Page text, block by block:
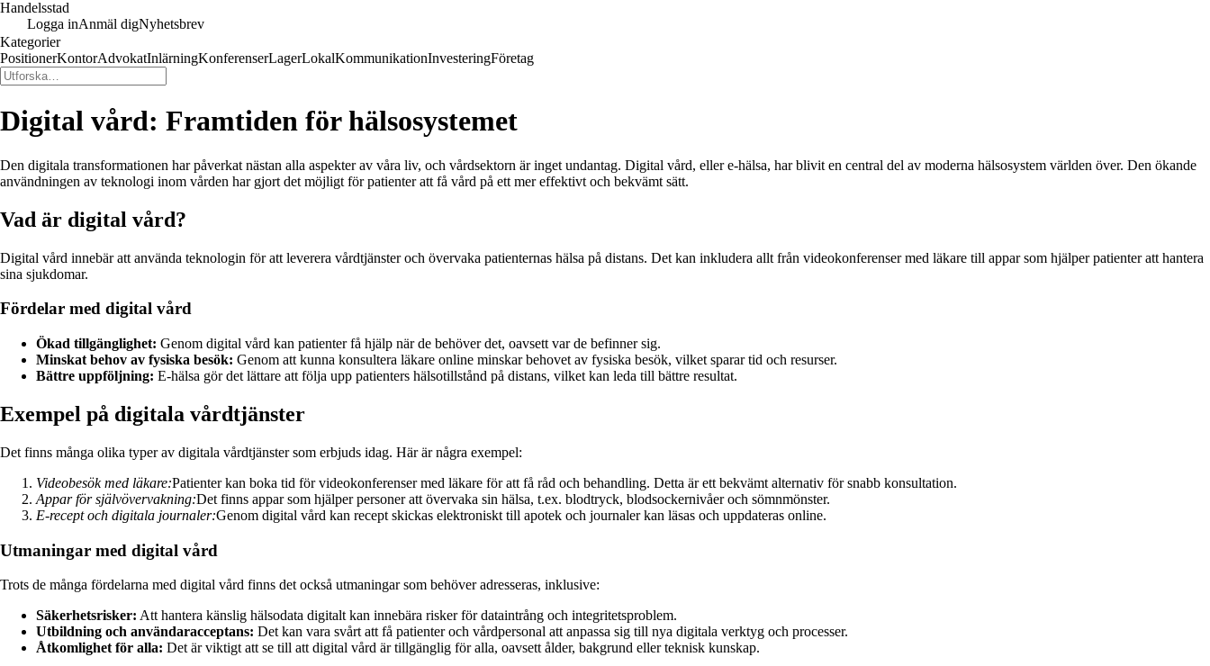
Handelsstad
Logga inAnmäl digNyhetsbrev
Kategorier
PositionerKontorAdvokatInlärningKonferenserLagerLokalKommunikationInvesteringFöretag
Digital vård: Framtiden för hälsosystemet
Den digitala transformationen har påverkat nästan alla aspekter av våra liv, och vårdsektorn är inget undantag. Digital vård, eller e-hälsa, har blivit en central del av moderna hälsosystem världen över. Den ökande
användningen av teknologi inom vården har gjort det möjligt för patienter att få vård på ett mer effektivt och bekvämt sätt.
Vad är digital vård?
Digital vård innebär att använda teknologin för att leverera vårdtjänster och övervaka patienternas hälsa på distans. Det kan inkludera allt från videokonferenser med läkare till appar som hjälper patienter att hantera
sina sjukdomar.
Fördelar med digital vård
Ökad tillgänglighet: Genom digital vård kan patienter få hjälp när de behöver det, oavsett var de befinner sig.
Minskat behov av fysiska besök: Genom att kunna konsultera läkare online minskar behovet av fysiska besök, vilket sparar tid och resurser.
Bättre uppföljning: E-hälsa gör det lättare att följa upp patienters hälsotillstånd på distans, vilket kan leda till bättre resultat.
Exempel på digitala vårdtjänster
Det finns många olika typer av digitala vårdtjänster som erbjuds idag. Här är några exempel:
Videobesök med läkare:Patienter kan boka tid för videokonferenser med läkare för att få råd och behandling. Detta är ett bekvämt alternativ för snabb konsultation.
Appar för självövervakning:Det finns appar som hjälper personer att övervaka sin hälsa, t.ex. blodtryck, blodsockernivåer och sömnmönster.
E-recept och digitala journaler:Genom digital vård kan recept skickas elektroniskt till apotek och journaler kan läsas och uppdateras online.
Utmaningar med digital vård
Trots de många fördelarna med digital vård finns det också utmaningar som behöver adresseras, inklusive:
Säkerhetsrisker: Att hantera känslig hälsodata digitalt kan innebära risker för dataintrång och integritetsproblem.
Utbildning och användaracceptans: Det kan vara svårt att få patienter och vårdpersonal att anpassa sig till nya digitala verktyg och processer.
Åtkomlighet för alla: Det är viktigt att se till att digital vård är tillgänglig för alla, oavsett ålder, bakgrund eller teknisk kunskap.